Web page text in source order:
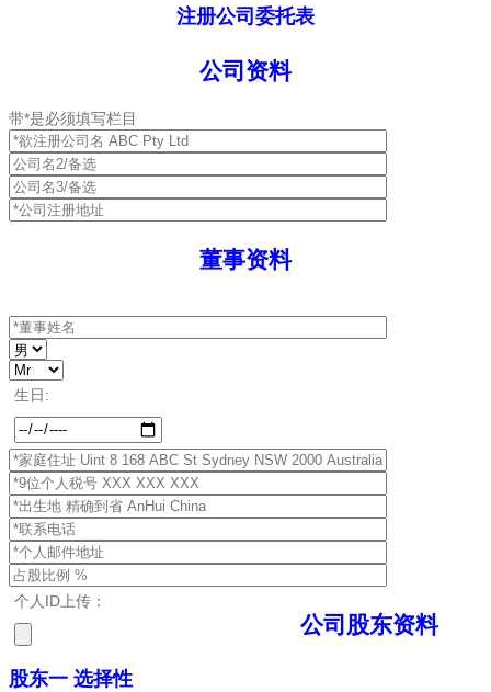
注册公司委托表
公司资料
带*是必须填写栏目
董事资料
生日:
个人ID上传：
公司股东资料
股东一 选择性